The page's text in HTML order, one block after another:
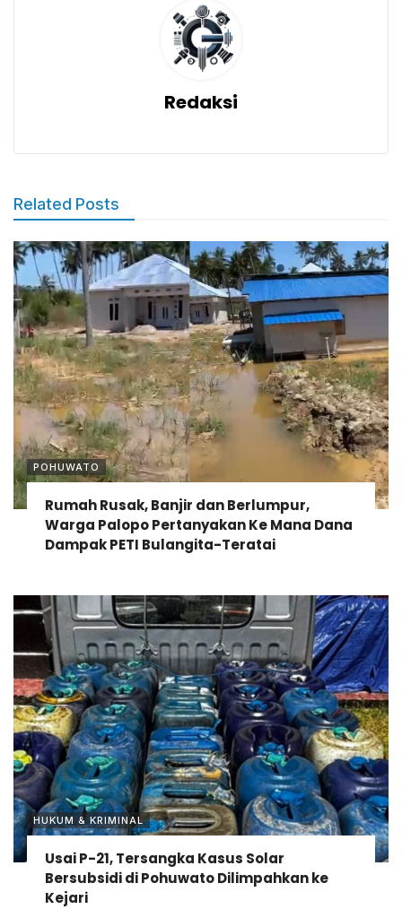
Redaksi
Related Posts
POHUWATO
Rumah Rusak, Banjir dan Berlumpur,
Warga Palopo Pertanyakan Ke Mana Dana
Dampak PETI Bulangita-Teratai
HUKUM & KRIMINAL
Usai P-21, Tersangka Kasus Solar
Bersubsidi di Pohuwato Dilimpahkan ke
Kejari